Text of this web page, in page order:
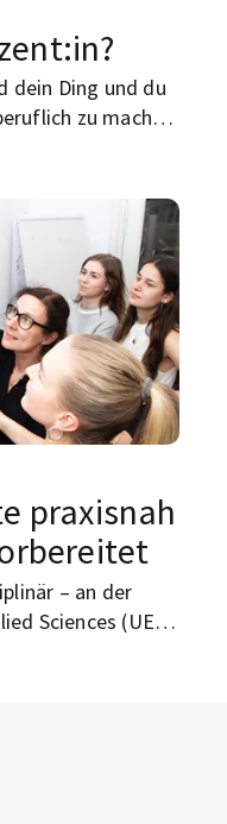
dein Ding und du
zu machen
praxisnah
– an der
Sciences (UE)